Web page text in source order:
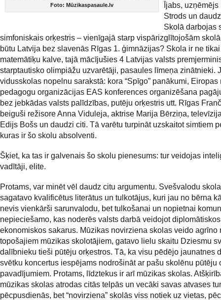
Foto: Mūzikaspasaule.lv
Ījabs, uzņēmējs
Strods un
Skolā darbojas
simfoniskais orķestris – vienīgajā starp vispārizglītojošām
būtu Latvija bez slavenās Rīgas 1. ģimnāzijas? Skola ir ne tikai
matemātiķu kalve, tajā mācījušies 4 Latvijas valsts
starptautisko olimpiāžu uzvarētāji, pasaules līmeņa zinātnieki.
vidusskolas nopelnu sarakstā: kora “Spīgo” panākumi, Eiropas
pedagogu organizācijas EAS konferences organizēšana
bez jebkādas valsts palīdzības, putēju orķestris utt. Rīgas
beiguši režisore Anna Viduleja, aktrise Marija Bērziņa,
Edijs Bošs un daudzi citi. Tā varētu turpināt uzskaitot simtiem
kuras ir šo skolu absolventi.
Šķiet, ka tas ir galvenais šo skolu pienesums: tur veidojas
vadītāji, elite.
Protams, var minēt vēl daudz citu argumentu. Svešvalodu
sagatavo kvalificētus literātus un tulkotājus, kuri jau no bērna
nevis vienkārši sarunvalodu, bet tulkošanai un nopietnai
nepieciešamo, kas noderēs valsts darbā veidojot
ekonomiskos sakarus. Mūzikas novirziena skolas veido agrīno
topošajiem mūzikas skolotājiem, gatavo lielu skaitu Dziesmu
dalībnieku tieši pūtēju orķestros. Tā, ka visu pēdējo jaunatnes
svētku koncertus iespējams nodrošināt ar pašu skolēnu pūtēju
pavadījumiem. Protams, līdztekus ir arī mūzikas skolas.
mūzikas skolas atrodas citās telpās un vecāki savas atvases
pēcpusdienās, bet “novirziena” skolās viss notiek uz vietas, pēc